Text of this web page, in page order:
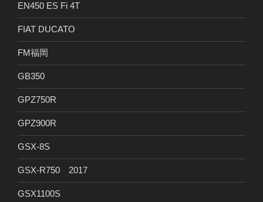
EN450 ES Fi 4T
FIAT DUCATO
FM福岡
GB350
GPZ750R
GPZ900R
GSX-8S
GSX-R750 2017
GSX1100S